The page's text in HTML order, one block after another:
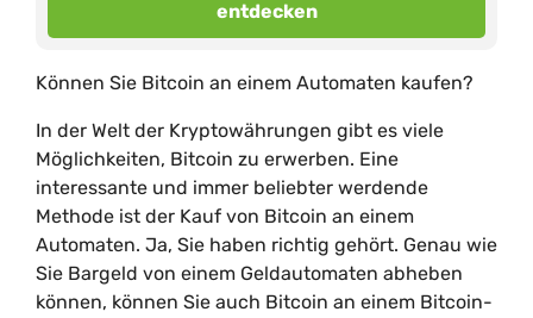
entdecken
Können Sie Bitcoin an einem Automaten kaufen?
In der Welt der Kryptowährungen gibt es viele
Möglichkeiten, Bitcoin zu erwerben. Eine
interessante und immer beliebter werdende
Methode ist der Kauf von Bitcoin an einem
Automaten. Ja, Sie haben richtig gehört. Genau wie
Sie Bargeld von einem Geldautomaten abheben
können, können Sie auch Bitcoin an einem Bitcoin-